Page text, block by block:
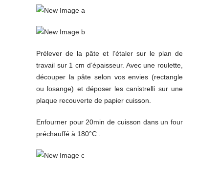
Prélever de la pâte et l’étaler sur le plan de
travail sur 1 cm d’épaisseur. Avec une roulette,
découper la pâte selon vos envies (rectangle
ou losange) et déposer les canistrelli sur une
plaque recouverte de papier cuisson.
Enfourner pour 20min de cuisson dans un four
préchauffé à 180°C .